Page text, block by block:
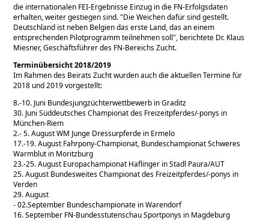
die internationalen FEI-Ergebnisse Einzug in die FN-Erfolgsdaten
erhalten, weiter gestiegen sind. Die Weichen dafür sind gestellt.
Deutschland ist neben Belgien das erste Land, das an einem
entsprechenden Pilotprogramm teilnehmen soll , berichtete Dr. Klaus
Miesner, Geschäftsführer des FN-Bereichs Zucht.
Terminübersicht 2018/2019
Im Rahmen des Beirats Zucht wurden auch die aktuellen Termine für
2018 und 2019 vorgestellt:
8.-10. Juni Bundesjungzüchterwettbewerb in Graditz
30. Juni Süddeutsches Championat des Freizeitpferdes/-ponys in
München-Riem
2.- 5. August WM Junge Dressurpferde in Ermelo
17.-19. August Fahrpony-Championat, Bundeschampionat Schweres
Warmblut in Moritzburg
23.-25. August Europachampionat Haflinger in Stadl Paura/AUT
25. August Bundesweites Championat des Freizeitpferdes/-ponys in
Verden
29. August
- 02.September Bundeschampionate in Warendorf
16. September FN-Bundesstutenschau Sportponys in Magdeburg